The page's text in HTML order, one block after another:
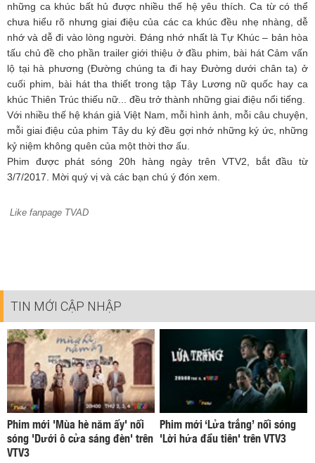
những ca khúc bất hủ được nhiều thế hệ yêu thích. Ca từ có thể
chưa hiểu rõ nhưng giai điệu của các ca khúc đều nhẹ nhàng, dễ
nhớ và dễ đi vào lòng người. Đáng nhớ nhất là Tự Khúc – bản hòa
tấu chủ đề cho phần trailer giới thiệu ở đầu phim, bài hát Cảm vấn
lộ tại hà phương (Đường chúng ta đi hay Đường dưới chân ta) ở
cuối phim, bài hát tha thiết trong tập Tây Lương nữ quốc hay ca
khúc Thiên Trúc thiếu nữ... đều trở thành những giai điệu nổi tiếng.
Với nhiều thế hệ khán giả Việt Nam, mỗi hình ảnh, mỗi câu chuyện,
mỗi giai điệu của phim Tây du ký đều gợi nhớ những ký ức, những
kỷ niệm không quên của một thời thơ ấu.
Phim được phát sóng 20h hàng ngày trên VTV2, bắt đầu từ
3/7/2017. Mời quý vị và các bạn chú ý đón xem.
Like fanpage TVAD
TIN MỚI CẬP NHẬP
Phim mới 'Mùa hè năm ấy' nối
sóng 'Dưới ô cửa sáng đèn' trên
VTV3
Phim mới ‘Lửa trắng’ nối sóng
'Lời hứa đầu tiên' trên VTV3